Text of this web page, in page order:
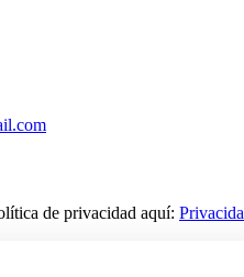
de privacidad aquí: